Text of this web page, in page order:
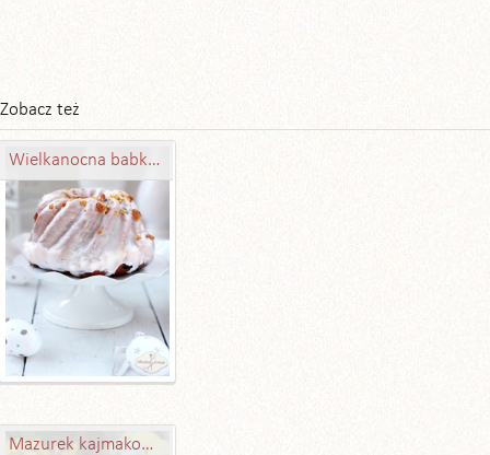
Zobacz też
Wielkanocna babka drożdżowa luksusowa
Mazurek kajmakowy z bakaliami - błyskawiczny